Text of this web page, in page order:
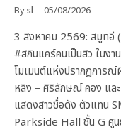
Bysl 05/08/2026
3 สิงหาคม 2569: สมูทอี
#สกินแคร์คนเป็นสิว ในง
โมเมนต์แห่งปรากฎการณ์
หลิง – ศิริลักษณ์ คอง แล
แสดงสาวชื่อดัง ตัวแทน
Parkside Hall ชั้น G ศูน